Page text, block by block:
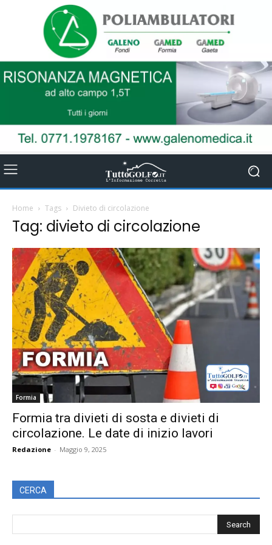
Home Tags Divieto di circolazione
Tag: divieto di circolazione
Formia
Formia tra divieti di sosta e divieti di
circolazione. Le date di inizio lavori
Redazione - Maggio 9, 2025
CERCA